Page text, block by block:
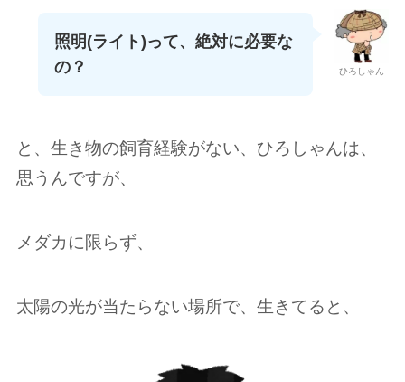
ひろしゃん
照明(ライト)って、絶対に必要な
の？
と、生き物の飼育経験がない、ひろしゃんは、
思うんですが、
メダカに限らず、
太陽の光が当たらない場所で、生きてると、